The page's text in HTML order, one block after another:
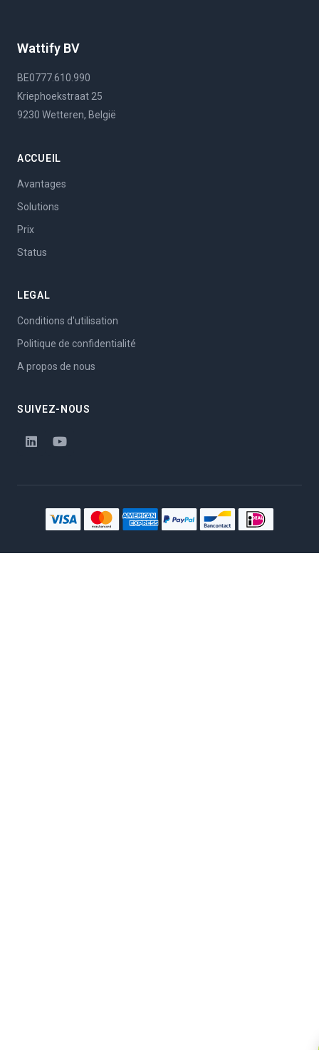
Wattify BV
BE0777.610.990
Kriephoekstraat 25
9230 Wetteren, België
ACCUEIL
Avantages
Solutions
Prix
Status
LEGAL
Conditions d'utilisation
Politique de confidentialité
A propos de nous
SUIVEZ-NOUS